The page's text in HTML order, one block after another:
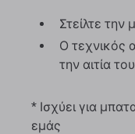
Στείλτε την
Ο τεχνικός
την αιτία
* Ισχύει για
εμάς